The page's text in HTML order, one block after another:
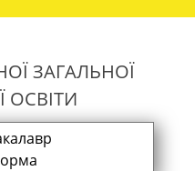
ЗАГАЛЬНОЇ
ОСВІТИ